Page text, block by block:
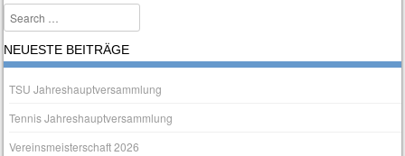
Search
NEUESTE BEITRÄGE
TSU Jahreshauptversammlung
Tennis Jahreshauptversammlung
Vereinsmeisterschaft 2026